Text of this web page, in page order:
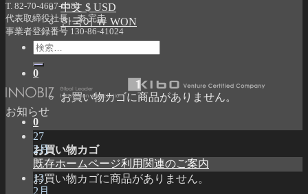
中文 $ USD
한국어 ￦ WON
検
索
対
象:
0
お買い物カゴに商品がありません。
0
お買い物カゴ
お買い物カゴに商品がありません。
T. 82-70-4607-6584
代表取締役社長 李 完圭
事業者登録番号 130-86-41024
お知らせ
27
2月
既存ホームページ利用関連のご案内
13
2月